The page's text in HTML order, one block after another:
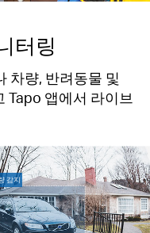
터링
차량, 반려동물 및
Tapo 앱에서 라이브
감지